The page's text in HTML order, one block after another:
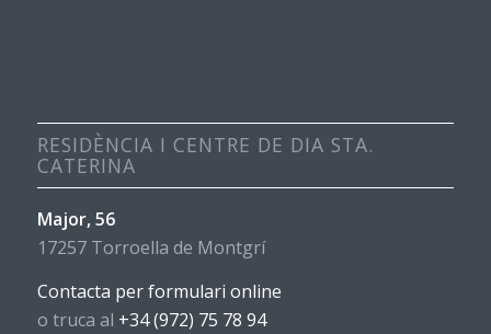
RESIDÈNCIA I CENTRE DE DIA STA.
CATERINA
Major, 56
17257 Torroella de Montgrí
Contacta per formulari online
o truca al +34 (972) 75 78 94